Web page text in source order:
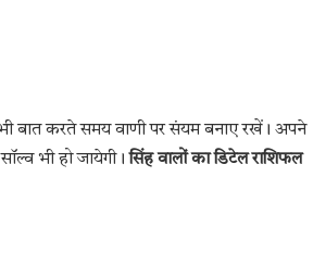
बात करते समय वाणी पर संयम बनाए रखें। अपने
भी हो जायेगी।सिंह वालों का डिटेल राशिफल